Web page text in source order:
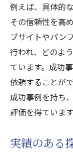
例えば、具体的
その信頼性を高
ブサイトやパン
行われ、どのよ
ています。成功
依頼することが
成功事例を持ち
評価を得ています
実績のある